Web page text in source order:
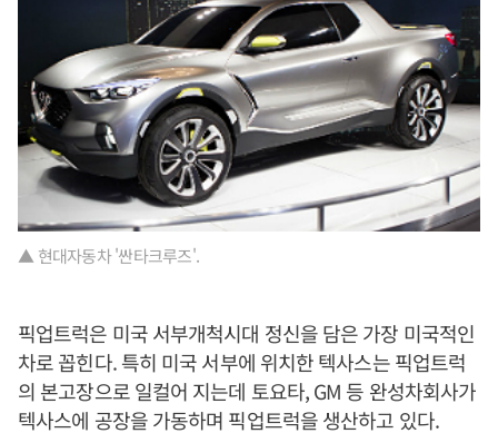
▲ 현대자동차 '싼타크루즈'.
픽업트럭은 미국 서부개척시대 정신을 담은 가장 미국적인
차로 꼽힌다. 특히 미국 서부에 위치한 텍사스는 픽업트럭
의 본고장으로 일컬어 지는데 토요타, GM 등 완성차회사가
텍사스에 공장을 가동하며 픽업트럭을 생산하고 있다.